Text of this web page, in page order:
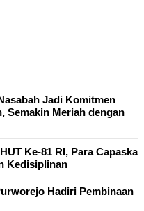
Jadi Komitmen
Semakin Meriah dengan
Ke-81 RI, Para Capaska
Kedisiplinan
Hadiri Pembinaan